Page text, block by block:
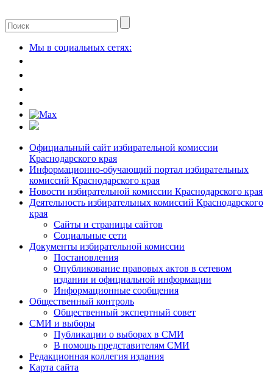
Мы в социальных сетях:
Официальный сайт избирательной комиссии
Краснодарского края
Информационно-обучающий портал избирательных
комиссий Краснодарского края
Новости избирательной комиссии Краснодарского края
Деятельность избирательных комиссий Краснодарского
края
Сайты и страницы сайтов
Социальные сети
Документы избирательной комиссии
Постановления
Опубликование правовых актов в сетевом
издании и официальной информации
Информационные сообщения
Общественный контроль
Общественный экспертный совет
СМИ и выборы
Публикации о выборах в СМИ
В помощь представителям СМИ
Редакционная коллегия издания
Карта сайта